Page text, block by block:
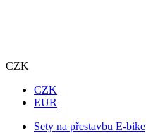
CZK
CZK
EUR
Sety na přestavbu E-bike